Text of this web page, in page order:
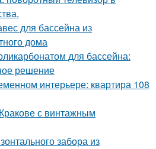
для бассейна из
дома
для бассейна:
решение
интерьере: квартира 108
с винтажным
забора из